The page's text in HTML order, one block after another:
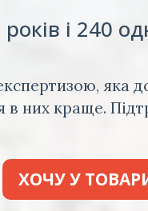
і 240
яка
в них краще.
ХОЧУ У